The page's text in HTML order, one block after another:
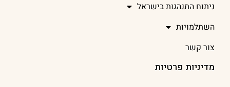
ניתוח התנהגות בישראל
השתלמויות
צור קשר
מדיניות פרטיות